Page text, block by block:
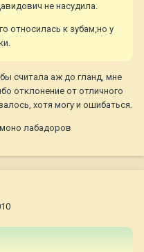
не насудила.
относилась к зубам,но у
считала аж до гланд, мне
отклонение от отличного
хотя могу и ошибаться.
лабадоров